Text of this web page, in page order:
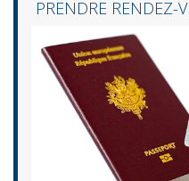
PRENDRE RENDEZ-